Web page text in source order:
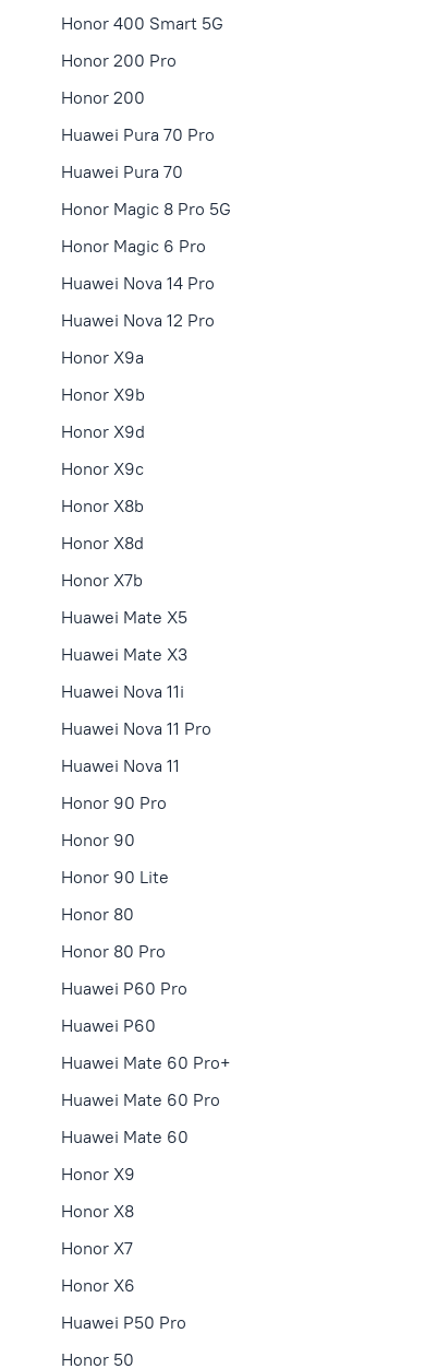
Honor 400 Smart 5G
Honor 200 Pro
Honor 200
Huawei Pura 70 Pro
Huawei Pura 70
Honor Magic 8 Pro 5G
Honor Magic 6 Pro
Huawei Nova 14 Pro
Huawei Nova 12 Pro
Honor X9a
Honor X9b
Honor X9d
Honor X9с
Honor X8b
Honor X8d
Honor X7b
Huawei Mate X5
Huawei Mate X3
Huawei Nova 11i
Huawei Nova 11 Pro
Huawei Nova 11
Honor 90 Pro
Honor 90
Honor 90 Lite
Honor 80
Honor 80 Pro
Huawei P60 Pro
Huawei P60
Huawei Mate 60 Pro+
Huawei Mate 60 Pro
Huawei Mate 60
Honor X9
Honor X8
Honor X7
Honor X6
Huawei P50 Pro
Honor 50